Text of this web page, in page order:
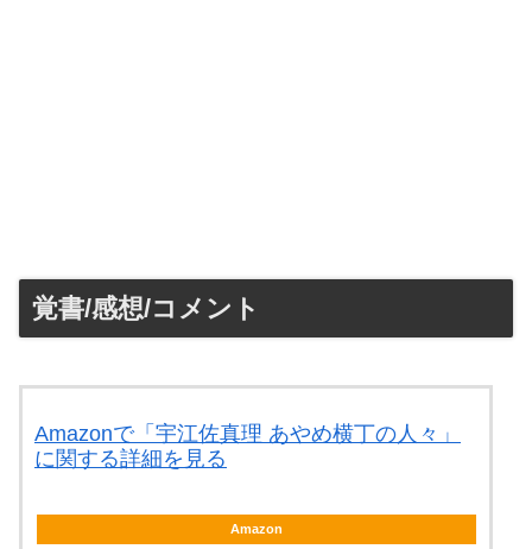
覚書/感想/コメント
Amazonで「宇江佐真理 あやめ横丁の人々」
に関する詳細を見る
Amazon